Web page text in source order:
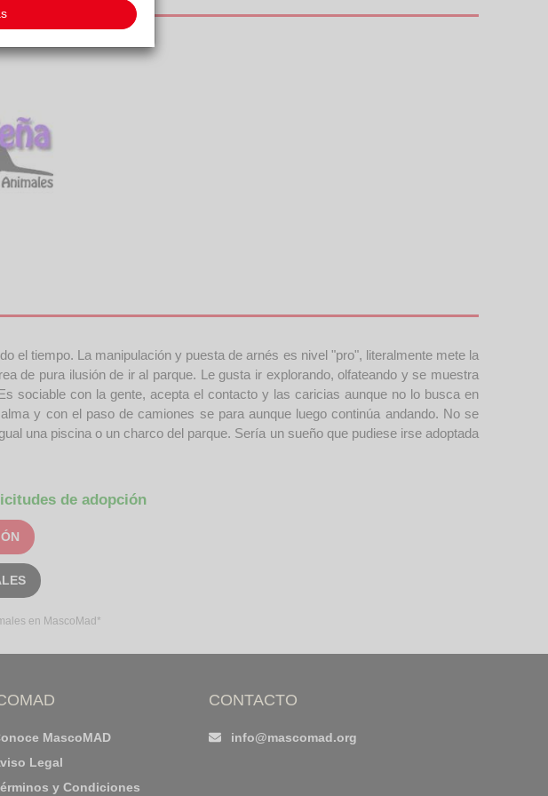
el tiempo. La manipulación y puesta de arnés es nivel "pro", literalmente mete la
de pura ilusión de ir al parque. Le gusta ir explorando, olfateando y se muestra
sociable con la gente, acepta el contacto y las caricias aunque no lo busca en
y con el paso de camiones se para aunque luego continúa andando. No se
una piscina o un charco del parque. Sería un sueño que pudiese irse adoptada
de adopción
en MascoMad*
MascoMAD
Legal
y Condiciones
CONTACTO
info@mascomad.org